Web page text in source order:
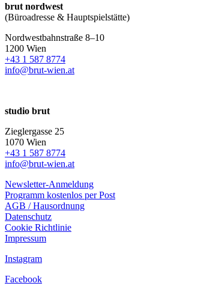
brut nordwest
(Büroadresse & Hauptspielstätte)
Nordwestbahnstraße 8–10
1200 Wien
+43 1 587 8774
info@brut-wien.at
studio brut
Zieglergasse 25
1070 Wien
+43 1 587 8774
info@brut-wien.at
Newsletter-Anmeldung
Programm kostenlos per Post
AGB / Hausordnung
Datenschutz
Cookie Richtlinie
Impressum
Instagram
Facebook